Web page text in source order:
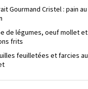
Gourmand Cristel : pain au
de légumes, oeuf mollet et
frits
feuilletées et farcies au